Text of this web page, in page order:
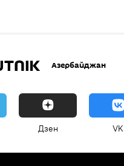
Азербайджан
Дзен VK